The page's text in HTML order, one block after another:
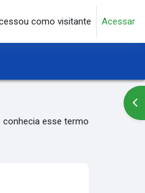
como visitante Acessar
conhecia esse termo